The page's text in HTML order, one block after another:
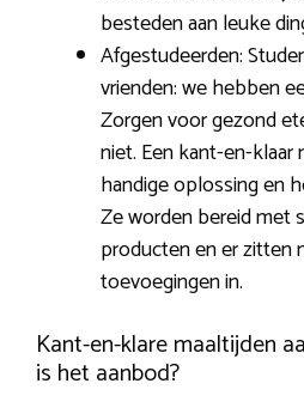
besteden aan leuke
Afgestudeerden:
vrienden: we hebben
Zorgen voor gezond
niet. Een kant-en-klaar
handige oplossing en
Ze worden bereid met
producten en er zitten
toevoegingen in.
Kant-en-klare maaltijden
is het aanbod?